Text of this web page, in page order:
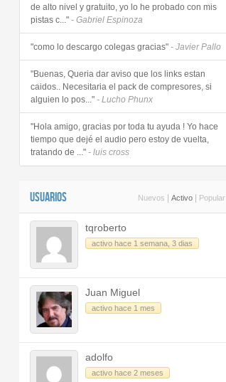
de alto nivel y gratuito, yo lo he probado con mis
pistas c..." - Gabriel Espinoza
"como lo descargo colegas gracias" - Javier Pallo
"Buenas, Queria dar aviso que los links estan
caidos.. Necesitaria el pack de compresores, si
alguien lo pos..." - Lucho Phunx
"Hola amigo, gracias por toda tu ayuda ! Yo hace
tiempo que dejé el audio pero estoy de vuelta,
tratando de ..." - luis cross
USUARIOS Nuevos Activo Popular
tqroberto
activo hace 1 semana, 3 dias
Juan Miguel
activo hace 1 mes
adolfo
activo hace 2 meses